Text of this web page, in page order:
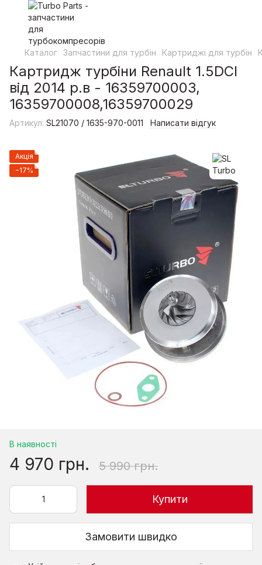
Каталог Запчастини для турбін Картриджі для турбін
Картридж турбіни Renault 1.5DCI
від 2014 р.в - 16359700003,
16359700008,16359700029
Артикул: SL21070 / 1635-970-0011 Написати відгук
Акція
−17%
В наявності
4 970 грн. 5 990 грн.
Купити
Замовити швидко